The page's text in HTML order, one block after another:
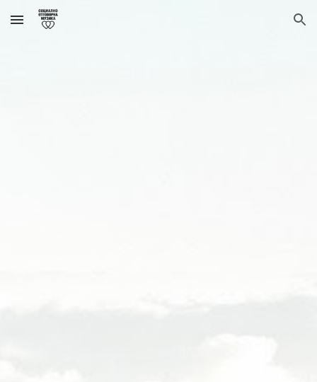
Skip to main content Skip to navigation